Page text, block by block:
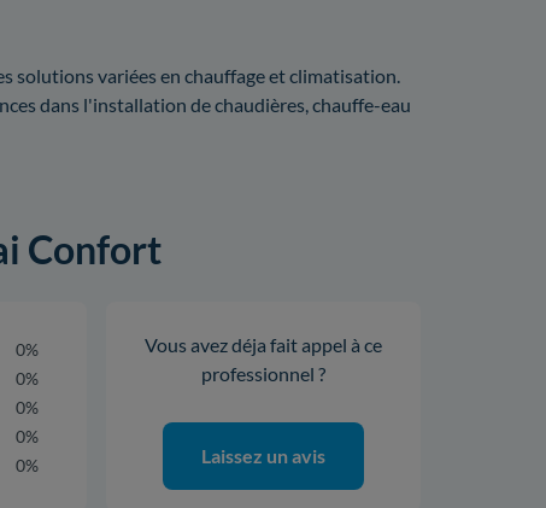
solutions variées en chauffage et climatisation.
dans l'installation de chaudières, chauffe-eau
Confort
0%
0%
0%
0%
0%
Vous avez déja fait appel à ce
professionnel ?
Laissez un avis